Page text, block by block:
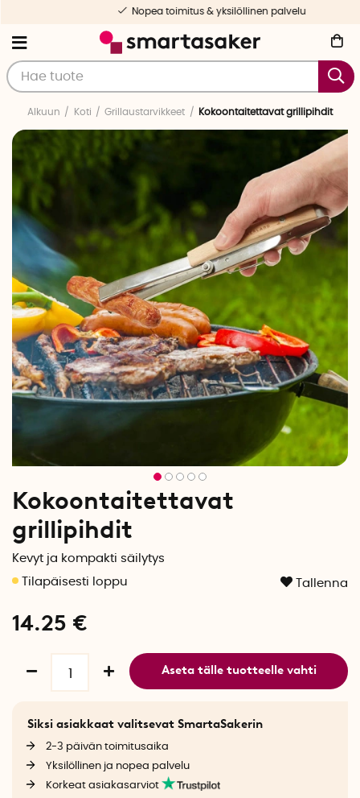
Nopea toimitus & yksilöllinen palvelu
Alkuun Koti Grillaustarvikkeet Kokoontaitettavat grillipihdit
Kokoontaitettavat
grillipihdit
Kevyt ja kompakti säilytys
Tallenna
14.25 €
Aseta tälle tuotteelle vahti
Siksi asiakkaat valitsevat SmartaSakerin
2-3 päivän toimitusaika
Yksilöllinen ja nopea palvelu
Korkeat asiakasarviot